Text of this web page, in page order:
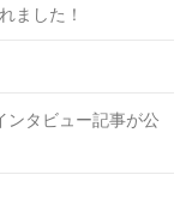
ました！
ンタビュー記事が公